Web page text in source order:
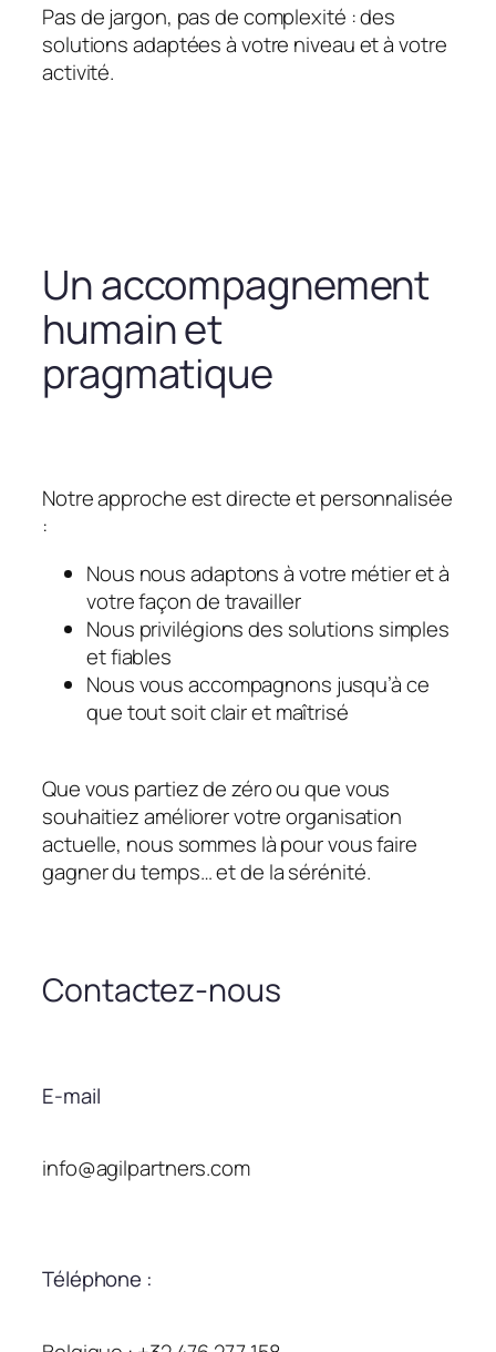
Pas de jargon, pas de complexité : des
solutions adaptées à votre niveau et à votre
activité.
Un accompagnement
humain et
pragmatique
Notre approche est directe et personnalisée
:
Nous nous adaptons à votre métier et à
votre façon de travailler
Nous privilégions des solutions simples
et fiables
Nous vous accompagnons jusqu’à ce
que tout soit clair et maîtrisé
Que vous partiez de zéro ou que vous
souhaitiez améliorer votre organisation
actuelle, nous sommes là pour vous faire
gagner du temps… et de la sérénité.
Contactez-nous
E-mail
info@agilpartners.com
Téléphone :